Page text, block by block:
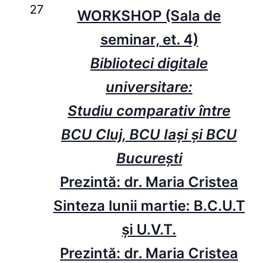
27
WORKSHOP (Sala de
seminar, et. 4)
Biblioteci digitale
universitare:
Studiu comparativ între
BCU Cluj, BCU Iași și BCU
București
Prezintă: dr. Maria Cristea
Sinteza lunii martie: B.C.U.T
și U.V.T.
Prezintă: dr. Maria Cristea